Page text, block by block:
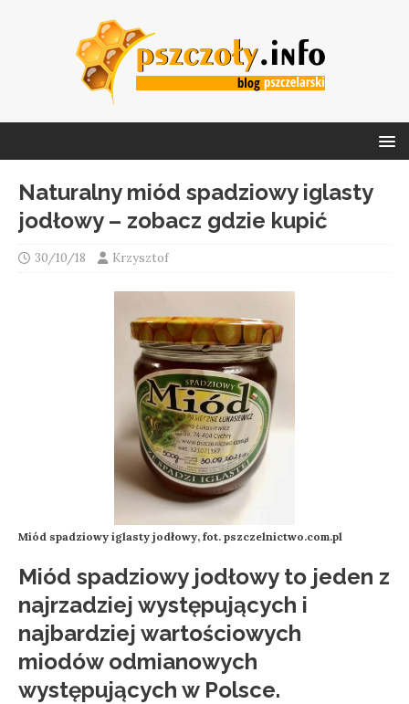
Naturalny miód spadziowy iglasty
jodłowy – zobacz gdzie kupić
30/10/18 Krzysztof
Miód spadziowy iglasty jodłowy, fot. pszczelnictwo.com.pl
Miód spadziowy jodłowy to jeden z
najrzadziej występujących i
najbardziej wartościowych
miodów odmianowych
występujących w Polsce.